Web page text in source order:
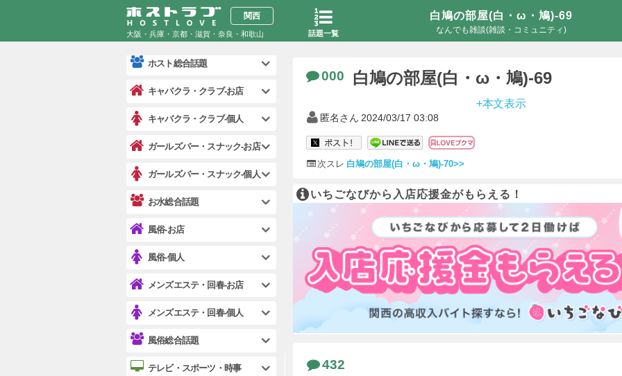
白鳩の部屋(白・ω・鳩)-69
なんでも雑談(雑談・コミュニティ)
話題一覧
関西
大阪・兵庫・京都・滋賀・奈良・和歌山
000 白鳩の部屋(白・ω・鳩)-69
+本文表示
匿名さん 2024/03/17 03:08
次スレ 白鳩の部屋(白・ω・鳩)-70>>
いちごなびから入店応援金がもらえる！
432
ホスト-お店
ホスト-個人
ホスト総合話題
キャバクラ・クラブ-お店
キャバクラ・クラブ-個人
ガールズバー・スナック-お店
ガールズバー・スナック-個人
お水総合話題
風俗-お店
風俗-個人
メンズエステ・回春-お店
メンズエステ・回春-個人
風俗総合話題
テレビ・スポーツ・時事